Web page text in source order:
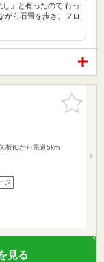
」と有ったので 行っ
がら石畳を歩き、フロ
お気に入
りに追加
板ICから県道5km
ジ
見る